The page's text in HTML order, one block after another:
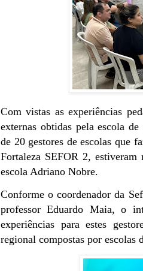
Com vistas as experiências
externas obtidas pela escola
de 20 gestores de escolas que
Fortaleza SEFOR 2,
escola Adriano Nobre.
Conforme o coordenador da
professor Eduardo Maia, o
experiências para estes
regional compostas por escolas